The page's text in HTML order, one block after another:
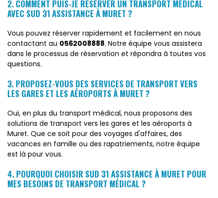
2. COMMENT PUIS-JE RÉSERVER UN TRANSPORT MÉDICAL
AVEC SUD 31 ASSISTANCE À MURET ?
Vous pouvez réserver rapidement et facilement en nous
contactant au 0562008888. Notre équipe vous assistera
dans le processus de réservation et répondra à toutes vos
questions.
3. PROPOSEZ-VOUS DES SERVICES DE TRANSPORT VERS
LES GARES ET LES AÉROPORTS À MURET ?
Oui, en plus du transport médical, nous proposons des
solutions de transport vers les gares et les aéroports à
Muret. Que ce soit pour des voyages d'affaires, des
vacances en famille ou des rapatriements, notre équipe
est là pour vous.
4. POURQUOI CHOISIR SUD 31 ASSISTANCE À MURET POUR
MES BESOINS DE TRANSPORT MÉDICAL ?